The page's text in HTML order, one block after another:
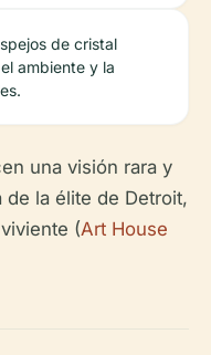
de cristal
ambiente y la
una visión rara y
la élite de Detroit,
(Art House